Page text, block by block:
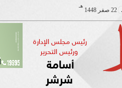
22 صفر 1448
هـ
رئيس مجلس الإدارة
ورئيس التحرير
أسامة
شرشر